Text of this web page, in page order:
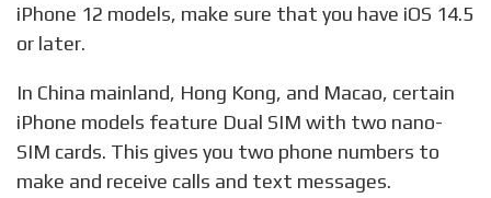
iPhone 12 models, make sure that you have iOS 14.5
or later.
In China mainland, Hong Kong, and Macao, certain
iPhone models feature Dual SIM with two nano-
SIM cards. This gives you two phone numbers to
make and receive calls and text messages.